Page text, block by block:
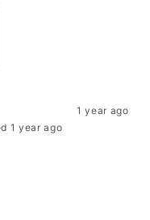
1 year ago
1 year ago